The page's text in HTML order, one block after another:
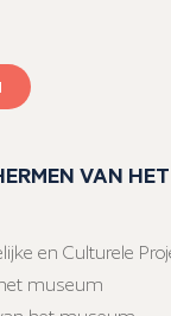
VAN
en Culturele
museum